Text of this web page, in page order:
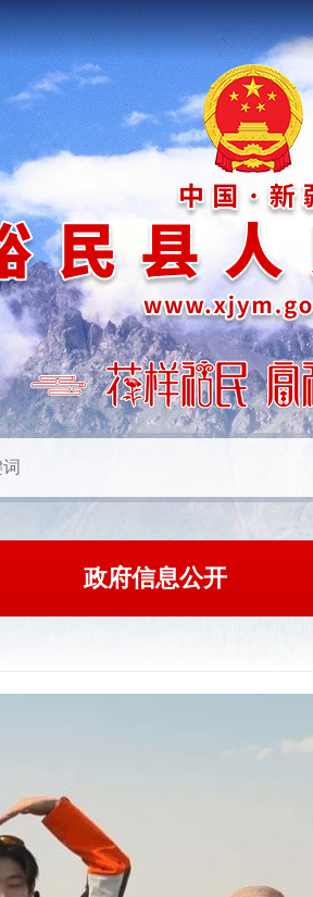
政府信息公开